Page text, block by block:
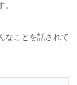
。
なことを話されて